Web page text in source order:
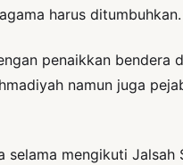
harus ditumbuhkan.
penaikkan bendera
namun juga
mengikuti Jalsah